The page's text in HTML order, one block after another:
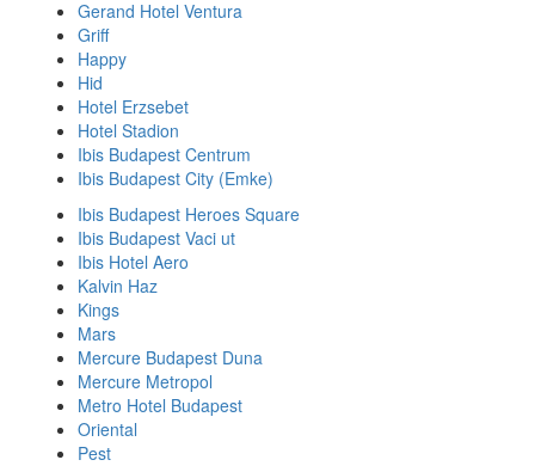
Gerand Hotel Ventura
Griff
Happy
Hid
Hotel Erzsebet
Hotel Stadion
Ibis Budapest Centrum
Ibis Budapest City (Emke)
Ibis Budapest Heroes Square
Ibis Budapest Vaci ut
Ibis Hotel Aero
Kalvin Haz
Kings
Mars
Mercure Budapest Duna
Mercure Metropol
Metro Hotel Budapest
Oriental
Pest